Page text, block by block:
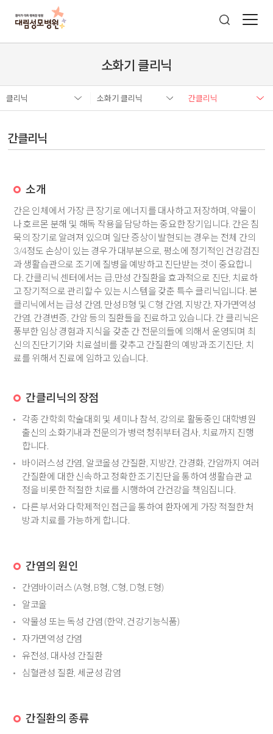
소화기 클리닉
클리닉 소화기 클리닉 간클리닉
간클리닉
소개
간은 인체에서 가장 큰 장기로 에너지를 대사하고 저장하며, 약물이
나 호르몬 분해 및 해독 작용을 담당하는 중요한 장기입니다. 간은 침
묵의 장기로 알려져 있으며 일단 증상이 발현되는 경우는 전체 간의
3/4정도 손상이 있는 경우가 대부분으로, 평소에 정기적인 건강검진
과 생활습관으로 조기에 질병을 예방하고 진단받는 것이 중요합니
다. 간클리닉 센터에서는 급,만성 간질환을 효과적으로 진단, 치료하
고 장기적으로 관리할 수 있는 시스템을 갖춘 특수 클리닉입니다. 본
클리닉에서는 급성 간염, 만성 B형 및 C형 간염, 지방간, 자가면역성
간염, 간경변증, 간암 등의 질환들을 진료하고 있습니다. 간 클리닉은
풍부한 임상 경험과 지식을 갖춘 간 전문의들에 의해서 운영되며 최
신의 진단기기와 치료설비를 갖추고 간질환의 예방과 조기진단, 치
료를 위해서 진료에 임하고 있습니다.
간클리닉의 장점
각종 간학회 학술대회 및 세미나 참석, 강의로 활동중인 대학병원
출신의 소화기내과 전문의가 병력 청취부터 검사, 치료까지 진행
합니다.
바이러스성 간염, 알코올성 간질환, 지방간, 간경화, 간암까지 여러
간질환에 대한 신속하고 정확한 조기진단을 통하여 생활습관 교
정을 비롯한 적절한 치료를 시행하여 간건강을 책임집니다.
다른 부서와 다학제적인 접근을 통하여 환자에게 가장 적절한 처
방과 치료를 가능하게 합니다.
간염의 원인
간염바이러스 (A형, B형, C형, D형, E형)
알코올
약물성 또는 독성 간염 (한약, 건강기능식품)
자가면역성 간염
유전성, 대사성 간질환
심혈관성 질환, 세균성 감염
간질환의 종류